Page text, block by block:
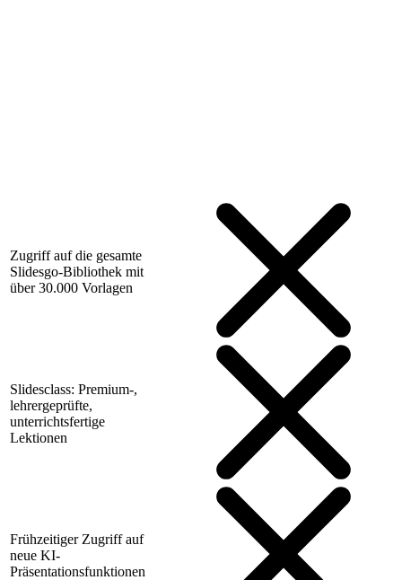
Zugriff auf die gesamte
Slidesgo-Bibliothek mit
über 30.000 Vorlagen
Slidesclass: Premium-,
lehrergeprüfte,
unterrichtsfertige
Lektionen
Frühzeitiger Zugriff auf
neue KI-
Präsentationsfunktionen